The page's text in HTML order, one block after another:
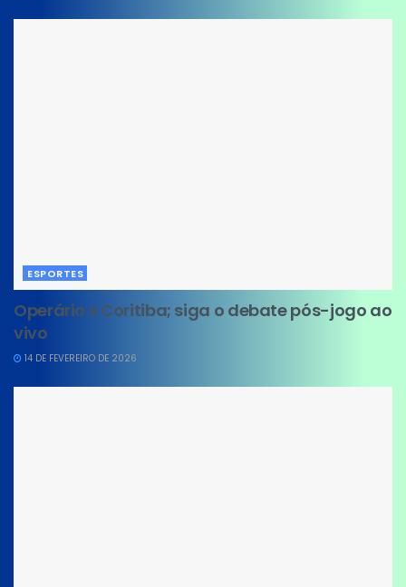
ESPORTES
Operário x Coritiba; siga o debate pós-jogo ao
vivo
14 DE FEVEREIRO DE 2026